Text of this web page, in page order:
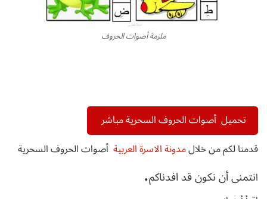
ملزمة أصوات الحروف
تحميل أصوات الحروف السحرية مباشر
قدمنا لكم من خلالمدونة الاسرة العربية أصوات الحروف السحرية
انتمنى أن نكون قد افدناكم.